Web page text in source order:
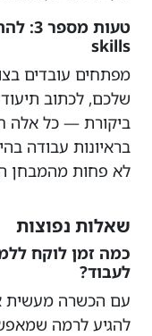
skills
מפתחים עובדים
שלכם, לכתוב תיעוד
ביקורת — כל אלה
לא פחות מהמבחן
שאלות נפוצות
כמה זמן לוקח
לעבוד?
עם הכשרה מעשית